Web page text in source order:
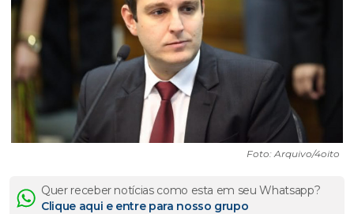
Foto: Arquivo/4oito
Quer receber notícias como esta em seu Whatsapp?
Clique aqui e entre para nosso grupo